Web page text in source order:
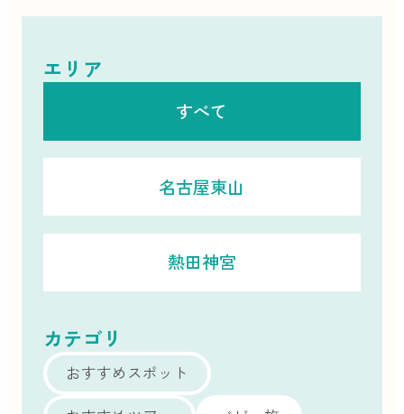
エリア
すべて
名古屋東山
熱田神宮
カテゴリ
おすすめスポット